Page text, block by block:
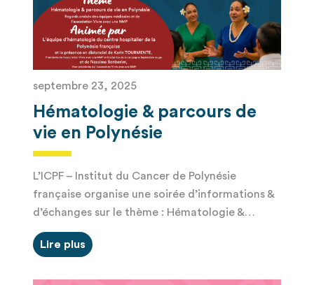
Hématologie & parcours de
vie en Polynésie
septembre 23, 2025
L’ICPF – Institut du Cancer de Polynésie
française organise une soirée d’informations &
d’échanges sur le thème : Hématologie &…
Lire plus